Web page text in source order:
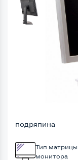
подряпина
Тип матрицы
монитора